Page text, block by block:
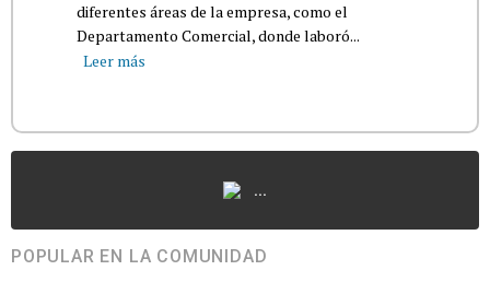
diferentes áreas de la empresa, como el
Departamento Comercial, donde laboró...
Leer más
...
POPULAR EN LA COMUNIDAD